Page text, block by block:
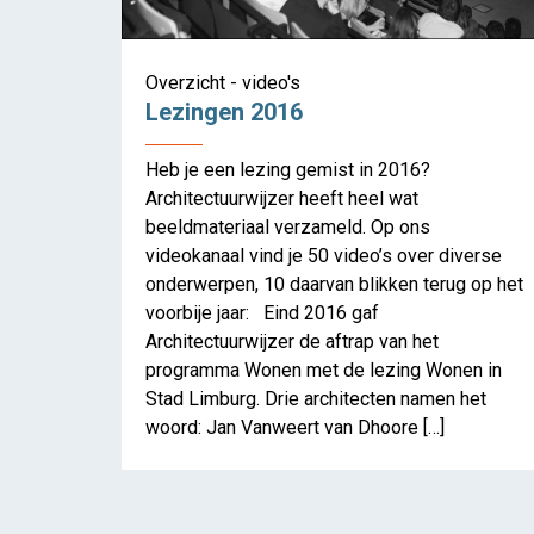
Overzicht - video's
Lezingen 2016
Heb je een lezing gemist in 2016?
Architectuurwijzer heeft heel wat
beeldmateriaal verzameld. Op ons
videokanaal vind je 50 video’s over diverse
onderwerpen, 10 daarvan blikken terug op het
voorbije jaar: Eind 2016 gaf
Architectuurwijzer de aftrap van het
programma Wonen met de lezing Wonen in
Stad Limburg. Drie architecten namen het
woord: Jan Vanweert van Dhoore […]